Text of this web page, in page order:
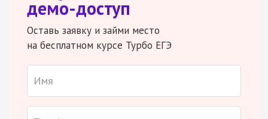
демо-доступ
Оставь заявку и займи место
на бесплатном курсе Турбо ЕГЭ